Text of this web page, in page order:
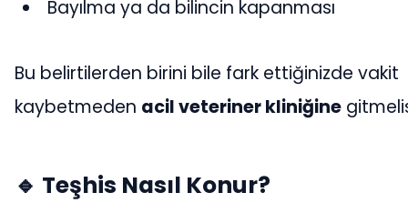
Bayılma ya da bilincin kapanması
Bu belirtilerden birini bile fark ettiğinizde vakit
kaybetmeden acil veteriner kliniğine
🔹 Teşhis Nasıl Konur?